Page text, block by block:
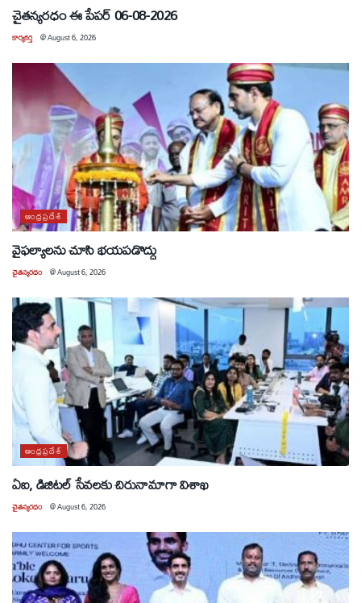
చైతన్యరధం ఈ పేపర్ 06-08-2026
కార్యకర్త @August 6, 2026
ఆంధ్రప్రదేశ్
వైఫల్యాలను చూసి భయపడొద్దు
చైతన్యరధం @August 6, 2026
ఆంధ్రప్రదేశ్
ఏఐ, డిజిటల్ సేవలకు చిరునామాగా విశాఖ
చైతన్యరధం @August 6, 2026